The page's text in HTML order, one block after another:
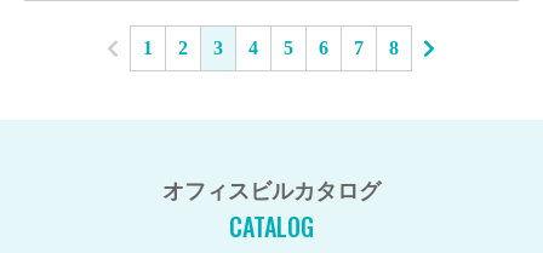
1 2 3 4 5 6 7 8
オフィスビルカタログ
CATALOG